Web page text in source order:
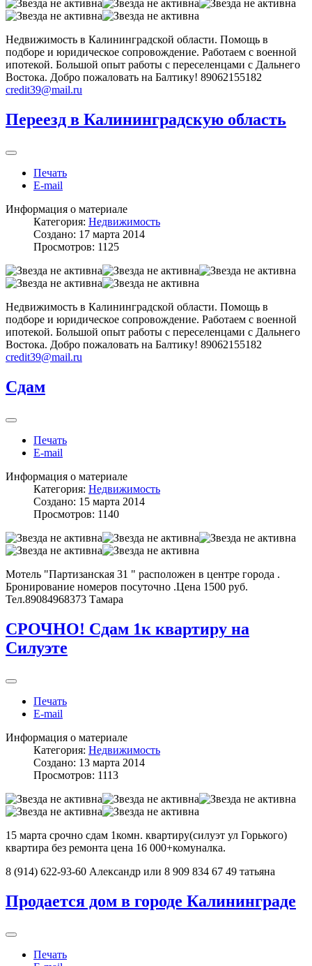
Недвижимость в Калининградской области. Помощь в
подборе и юридическое сопровождение. Работаем с военной
ипотекой. Большой опыт работы с переселенцами с Дальнего
Востока. Добро пожаловать на Балтику! 89062155182
credit39@mail.ru
Переезд в Калининградскую область
Печать
E-mail
Информация о материале
Категория: Недвижимость
Создано: 17 марта 2014
Просмотров: 1125
Недвижимость в Калининградской области. Помощь в
подборе и юридическое сопровождение. Работаем с военной
ипотекой. Большой опыт работы с переселенцами с Дальнего
Востока. Добро пожаловать на Балтику! 89062155182
credit39@mail.ru
Сдам
Печать
E-mail
Информация о материале
Категория: Недвижимость
Создано: 15 марта 2014
Просмотров: 1140
Мотель "Партизанская 31 " расположен в центре города .
Бронирование номеров посуточно .Цена 1500 руб.
Тел.89084968373 Тамара
СРОЧНО! Сдам 1к квартиру на
Силуэте
Печать
E-mail
Информация о материале
Категория: Недвижимость
Создано: 13 марта 2014
Просмотров: 1113
15 марта срочно сдам 1комн. квартиру(силуэт ул Горького)
квартира без ремонта цена 16 000+комуналка.
8 (914) 622-93-60 Александр или 8 909 834 67 49 татьяна
Продается дом в городе Калининграде
Печать